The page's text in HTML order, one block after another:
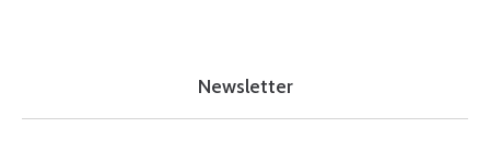
Newsletter